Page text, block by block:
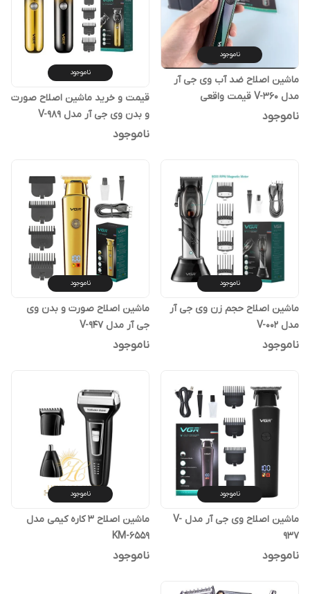
ناموجود
ماشین اصلاح ضد آب وی جی آر
مدل V-360 قیمت واقعی
ناموجود
ناموجود
قیمت و خرید ماشین اصلاح صورت
و بدن وی جی آر مدل V-989
ناموجود
ناموجود
ماشین اصلاح حجم زن وی جی آر
مدل V-002
ناموجود
ناموجود
ماشین اصلاح صورت و بدن وی
جی آر مدل V-947
ناموجود
ناموجود
ماشین اصلاح وی جی آر مدل V-
937
ناموجود
ناموجود
ماشین اصلاح ۳ کاره کیمی مدل
KM-6559
ناموجود